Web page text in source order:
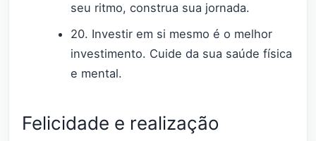
seu ritmo, construa sua jornada.
20. Investir em si mesmo é o melhor
investimento. Cuide da sua saúde física
e mental.
Felicidade e realização